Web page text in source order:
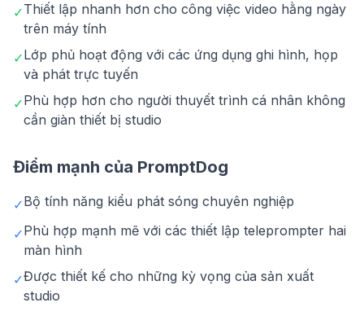
✓Thiết lập nhanh hơn cho công việc video hằng ngày
trên máy tính
✓Lớp phủ hoạt động với các ứng dụng ghi hình, họp
và phát trực tuyến
✓Phù hợp hơn cho người thuyết trình cá nhân không
cần giàn thiết bị studio
Điểm mạnh của PromptDog
✓Bộ tính năng kiểu phát sóng chuyên nghiệp
✓Phù hợp mạnh mẽ với các thiết lập teleprompter hai
màn hình
✓Được thiết kế cho những kỳ vọng của sản xuất
studio